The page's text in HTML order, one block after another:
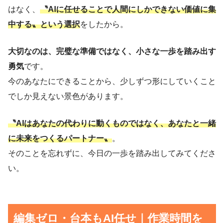
はなく、 〝AIに任せることで人間にしかできない価値に集
中する〟という選択をしたから。
大切なのは、完璧な準備ではなく、小さな一歩を踏み出す
勇気です。
今のあなたにできることから、少しずつ形にしていくこと
でしか見えない景色があります。
〝AIはあなたの代わりに動くものではなく、あなたと一緒
に未来をつくるパートナー〟。
そのことを忘れずに、今日の一歩を踏み出してみてくださ
い。
編集ゼロ・台本もAI任せ｜作業時間を